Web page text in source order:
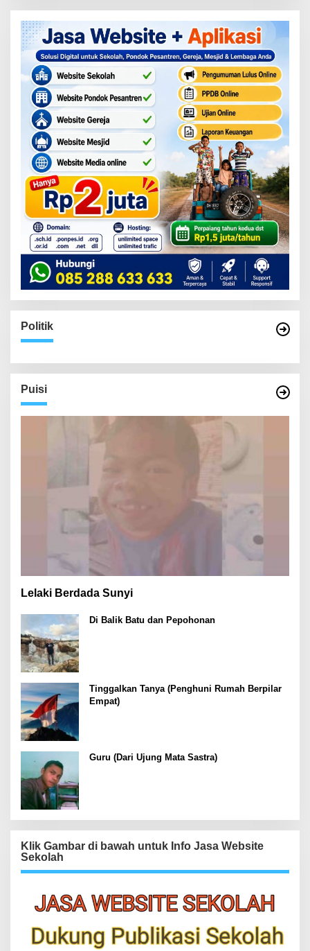
Politik
Puisi
Lelaki Berdada Sunyi
Di Balik Batu dan Pepohonan
Tinggalkan Tanya (Penghuni Rumah Berpilar
Empat)
Guru (Dari Ujung Mata Sastra)
Klik Gambar di bawah untuk Info Jasa Website
Sekolah